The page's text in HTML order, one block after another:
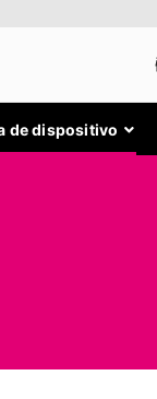
de dispositivo